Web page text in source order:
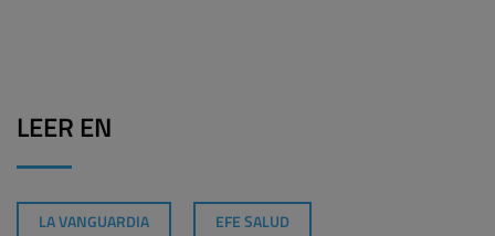
LEER EN
LA VANGUARDIA EFE SALUD